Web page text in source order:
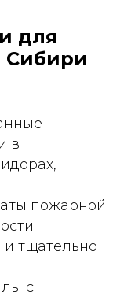
для
в
пожарной
и тщательно
с